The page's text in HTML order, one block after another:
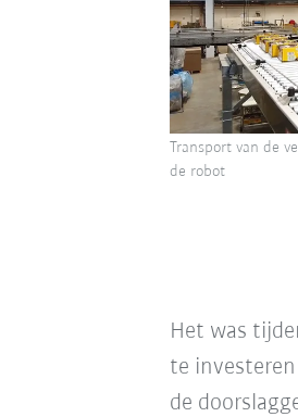
Transport van de
de robot
Het was
te
de